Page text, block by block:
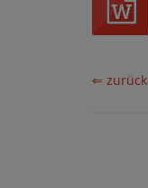
⇐ zurück